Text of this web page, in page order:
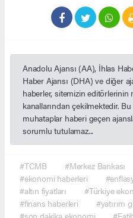
Anadolu Ajansı (AA), İhlas
Haber Ajansı (DHA) ve diğer
haberler, sitemizin
kanallarından çekilmektedir.
muhataplar haberi geçen
sorumlu tutulamaz...
#TCMB #Merkez Bankası
#ekonomi haberleri
#altın fiyatları
#Türkiye
#finans haberleri
#yatırım
#son dakika ekonomi